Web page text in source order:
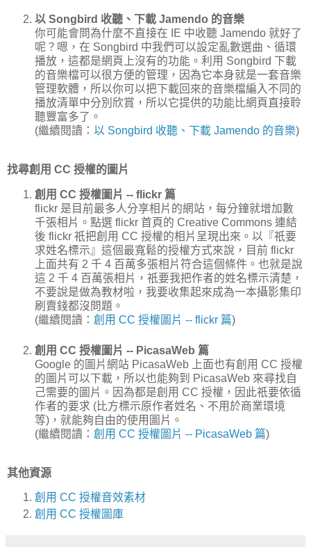
以 Songbird 收聽、下載 Jamendo 的音樂
你可能會問為什麼不直接在 IE 中收聽 Jamendo 就好了
呢？嗯，在 Songbird 中我們可以設定亂數選曲、循環
播放，這都是網頁上沒有的功能。利用 Songbird 下載
的音樂檔可以很方便的管理，因為它本身就是一套音樂
管理軟體，所以你可以把下載回來的音樂檔編入不同的
播放清單中分別欣賞，所以它提供的功能比網頁直接聆
聽豐富多了。
(繼續閱讀： 以 Songbird 收聽、下載 Jamendo 的音樂)
找尋創用 CC 授權的圖片
創用 CC 授權圖片 -- flickr 篇
flickr 是目前最多人分享相片的網站，每分鐘就增加數
千張相片。點選 flickr 首頁的 Creative Commons 連結
後 flickr 祇把創用 CC 授權的相片呈現出來。以『祇要
求姓名標示』這個最寬鬆的授權方式來說，目前 flickr
上面共有 2 千 4 百萬多張相片符合這個條件。也就是說
這 2 千 4 百萬張相片，祇要我把作者的姓名標示清楚，
不要說是做為教材啦，我要收集起來成為一本攝影集印
刷賣錢都沒問題。
(繼續閱讀： 創用 CC 授權圖片 -- flickr 篇)
創用 CC 授權圖片 -- PicasaWeb 篇
Google 的圖片網站 PicasaWeb 上面也有創用 CC 授權
的圖片可以下載，所以也能夠到 PicasaWeb 來尋找自
己需要的圖片。因為都是創用 CC 授權，因此祇要依循
作者的要求 (比方標示原作者姓名、不用於商業環境
等)，就能夠自由的使用圖片。
(繼續閱讀： 創用 CC 授權圖片 -- PicasaWeb 篇)
其他資源
創用 CC 授權音效素材
創用 CC 授權圖庫